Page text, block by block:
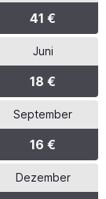
41 €
Juni
18 €
September
16 €
Dezember